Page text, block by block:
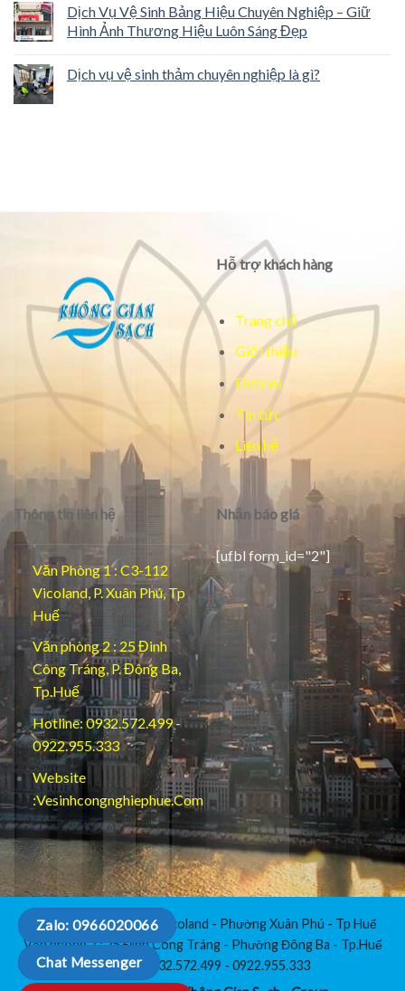
Dịch Vụ Vệ Sinh Bảng Hiệu Chuyên Nghiệp – Giữ
Hình Ảnh Thương Hiệu Luôn Sáng Đẹp
Dịch vụ vệ sinh thảm chuyên nghiệp là gì?
Hỗ trợ khách hàng
Trang chủ
Giới thiệu
Dịch vụ
Tin tức
Liên hệ
Thông tin liên hệ
Văn Phòng 1 : C3-112
Vicoland, P. Xuân Phú, Tp
Huế
Văn phòng 2 : 25 Đinh
Công Tráng, P. Đông Ba,
Tp.Huế
Hotline: 0932.572.499 -
0922.955.333
Website
:Vesinhcongnghiephue.Com
Nhận báo giá
[ufbl form_id="2"]
Văn Phòng 1 : C3-112 Vicoland - Phường Xuân Phú - Tp Huế
Văn phòng 2 : 25 Đinh Công Tráng - Phường Đông Ba - Tp.Huế
Hotline: 0932.572.499 - 0922.955.333
Zalo: 0966020066
Chat Messenger